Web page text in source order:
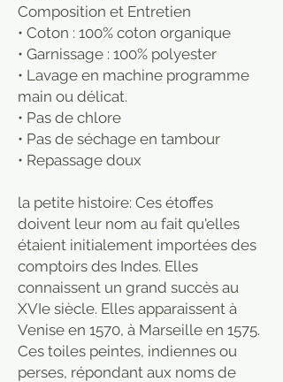
Composition et Entretien
• Coton : 100% coton organique
• Garnissage : 100% polyester
• Lavage en machine programme
main ou délicat.
• Pas de chlore
• Pas de séchage en tambour
• Repassage doux
la petite histoire: Ces étoffes
doivent leur nom au fait qu'elles
étaient initialement importées des
comptoirs des Indes. Elles
connaissent un grand succès au
XVIe siècle. Elles apparaissent à
Venise en 1570, à Marseille en 1575.
Ces toiles peintes, indiennes ou
perses, répondant aux noms de